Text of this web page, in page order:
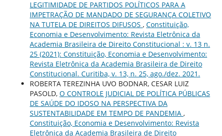
LEGITIMIDADE DE PARTIDOS POLÍTICOS PARA A
IMPETRAÇÃO DE MANDADO DE SEGURANÇA COLETIVO
NA TUTELA DE DIREITOS DIFUSOS , Constituição,
Economia e Desenvolvimento: Revista Eletrônica da
Academia Brasileira de Direito Constitucional : v. 13 n.
25 (2021): Constituição, Economia e Desenvolvimento:
Revista Eletrônica da Academia Brasileira de Direito
Constitucional. Curitiba, v. 13, n. 25, ago./dez. 2021.
ROBERTA TEREZINHA UVO BODNAR, CESAR LUIZ
PASOLD, O CONTROLE JUDICIAL DE POLÍTICA PÚBLICAS
DE SAÚDE DO IDOSO NA PERSPECTIVA DA
SUSTENTABILIDADE EM TEMPO DE PANDEMIA ,
Constituição, Economia e Desenvolvimento: Revista
Eletrônica da Academia Brasileira de Direito